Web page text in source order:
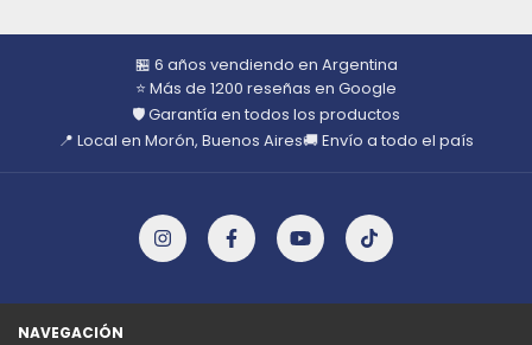
🏪 6 años vendiendo en Argentina
⭐ Más de 1200 reseñas en Google
🛡️ Garantía en todos los productos
📍 Local en Morón, Buenos Aires🚚 Envío a todo el país
NAVEGACIÓN